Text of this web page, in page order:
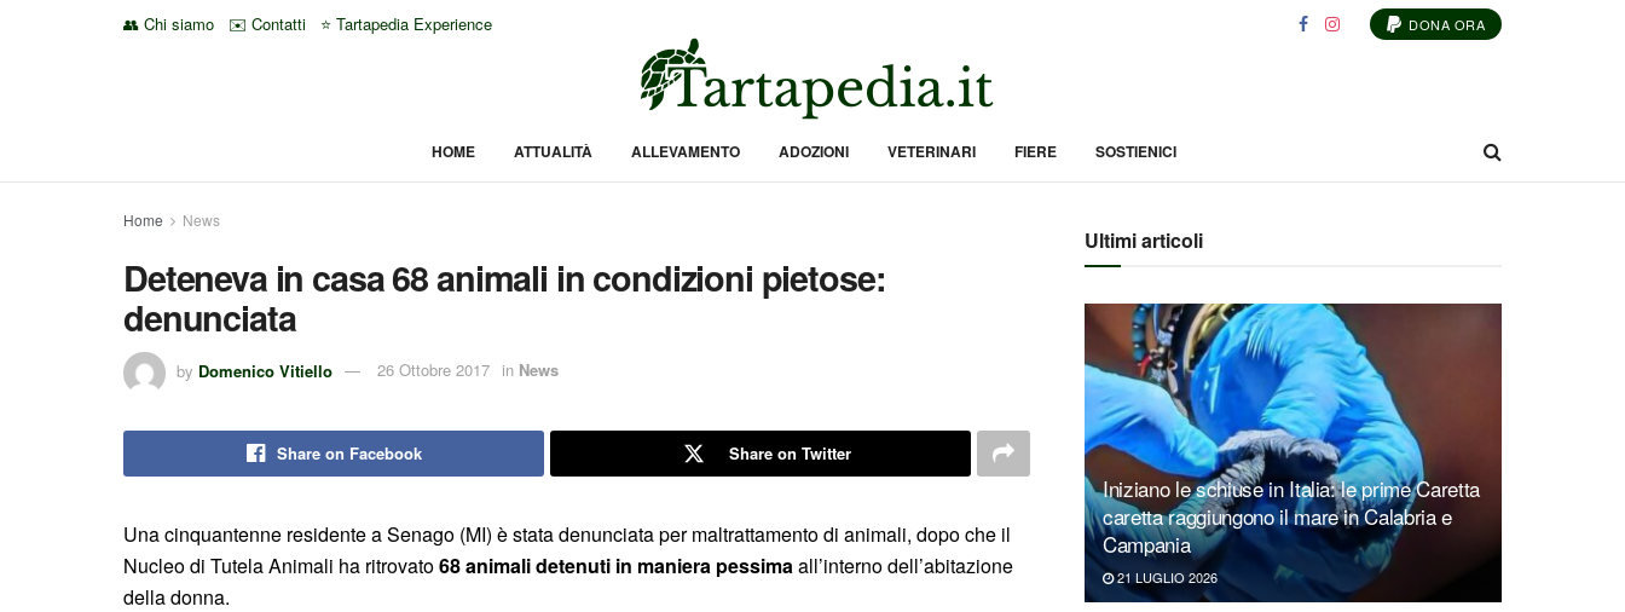
👥 Chi siamo ✉️ Contatti ⭐ Tartapedia Experience DONA ORA
HOME ATTUALITÀ ALLEVAMENTO ADOZIONI VETERINARI FIERE SOSTIENICI
Home News
Deteneva in casa 68 animali in condizioni pietose:
denunciata
by Domenico Vitiello 26 Ottobre 2017 in News
Share on Facebook Share on Twitter
Una cinquantenne residente a Senago (MI) è stata denunciata per maltrattamento di animali, dopo che il
Nucleo di Tutela Animali ha ritrovato68 animali detenuti in maniera pessima all’interno dell’abitazione
della donna.
Ultimi articoli
Iniziano le schiuse in Italia: le prime Caretta
caretta raggiungono il mare in Calabria e
Campania
21 LUGLIO 2026